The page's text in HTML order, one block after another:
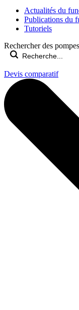
Actualités du
Publications du
Tutoriels
Rechercher des
Devis comparatif